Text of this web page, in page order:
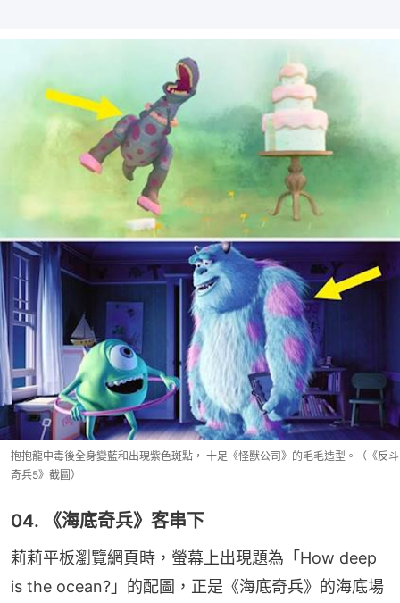
抱抱龍中毒後全身變藍和出現紫色斑點， 十足《怪獸公司》的毛毛造型。（《反斗
奇兵5》截圖）
04. 《海底奇兵》客串下
莉莉平板瀏覽網頁時，螢幕上出現題為「How deep
is the ocean?」的配圖，正是《海底奇兵》的海底場